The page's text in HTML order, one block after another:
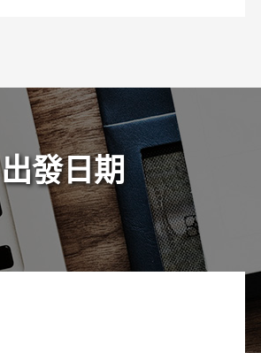
出發日期